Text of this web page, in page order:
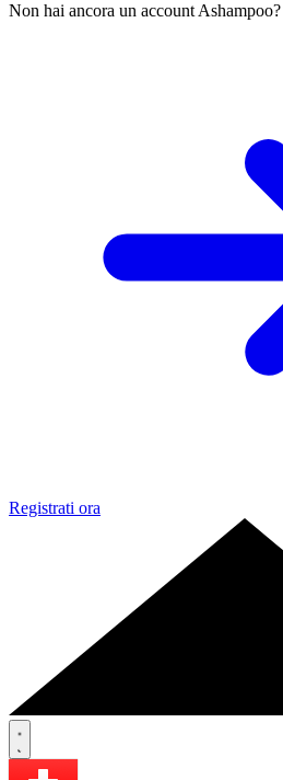
Non hai ancora un account Ashampoo?
Registrati ora